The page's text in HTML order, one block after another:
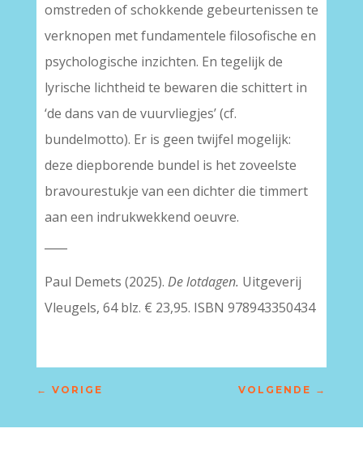
omstreden of schokkende gebeurtenissen te
verknopen met fundamentele filosofische en
psychologische inzichten. En tegelijk de
lyrische lichtheid te bewaren die schittert in
‘de dans van de vuurvliegjes’ (cf.
bundelmotto). Er is geen twijfel mogelijk:
deze diepborende bundel is het zoveelste
bravourestukje van een dichter die timmert
aan een indrukwekkend oeuvre.
Paul Demets (2025). De lotdagen. Uitgeverij
Vleugels, 64 blz. € 23,95. ISBN 978943350434
← VORIGE VOLGENDE →